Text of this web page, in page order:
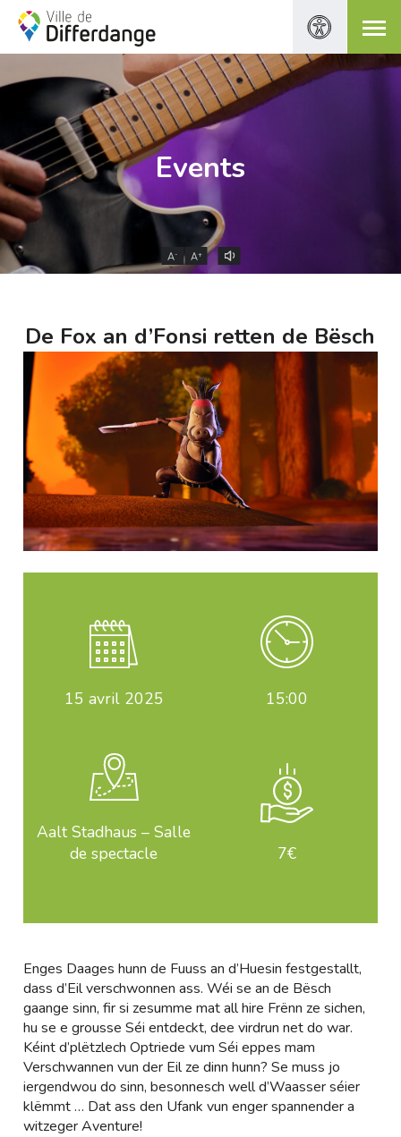
Events
A- A+
De Fox an d’Fonsi retten de Bësch
15 avril 2025 15:00
Aalt Stadhaus – Salle
de spectacle
7€
Enges Daages hunn de Fuuss an d’Huesin festgestallt,
dass d’Eil verschwonnen ass. Wéi se an de Bësch
gaange sinn, fir si zesumme mat all hire Frënn ze sichen,
hu se e grousse Séi entdeckt, dee virdrun net do war.
Kéint d’plëtzlech Optriede vum Séi eppes mam
Verschwannen vun der Eil ze dinn hunn? Se muss jo
iergendwou do sinn, besonnesch well d’Waasser séier
klëmmt … Dat ass den Ufank vun enger spannender a
witzeger Aventure!